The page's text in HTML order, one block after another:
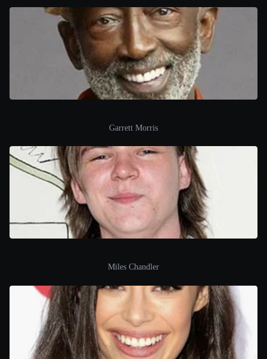
Garrett Morris
Miles Chandler